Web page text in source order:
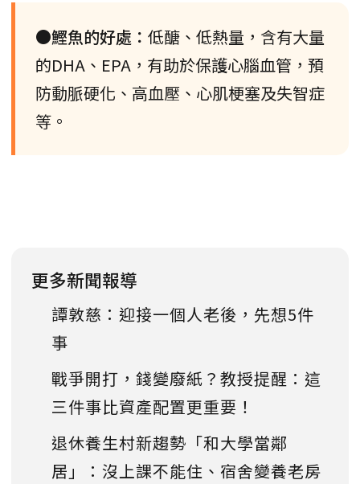
●鰹魚的好處： 低醣、低熱量，含有大量
的DHA、EPA，有助於保護心腦血管，預
防動脈硬化、高血壓、心肌梗塞及失智症
等。
更多新聞報導
譚敦慈：迎接一個人老後，先想5件
事
戰爭開打，錢變廢紙？教授提醒：這
三件事比資產配置更重要！
退休養生村新趨勢「和大學當鄰
居」：沒上課不能住、宿舍變養老房